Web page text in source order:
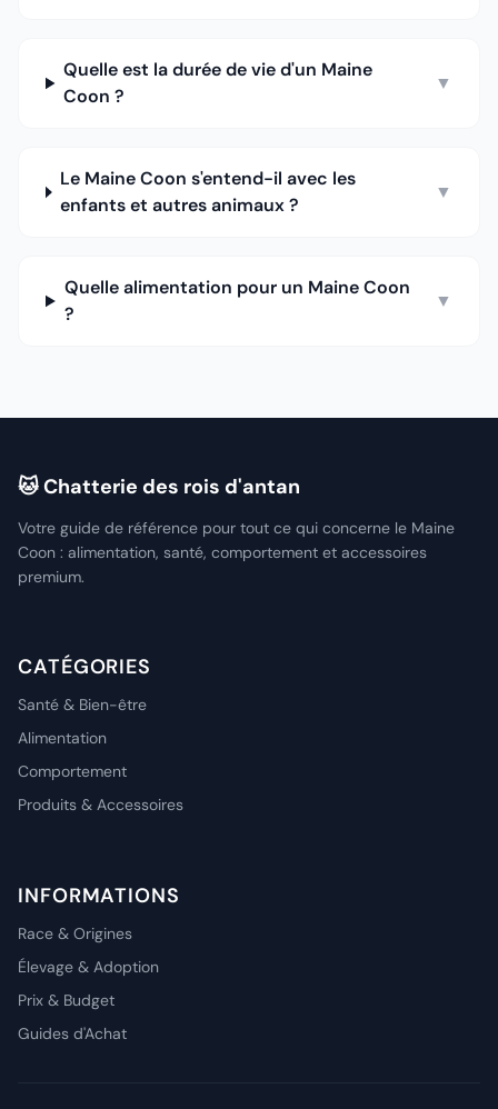
Quelle est la durée de vie d'un Maine
Coon ?
▼
Le Maine Coon s'entend-il avec les
enfants et autres animaux ?
▼
Quelle alimentation pour un Maine Coon
?
▼
🐱 Chatterie des rois d'antan
Votre guide de référence pour tout ce qui concerne le Maine
Coon : alimentation, santé, comportement et accessoires
premium.
CATÉGORIES
Santé & Bien-être
Alimentation
Comportement
Produits & Accessoires
INFORMATIONS
Race & Origines
Élevage & Adoption
Prix & Budget
Guides d'Achat